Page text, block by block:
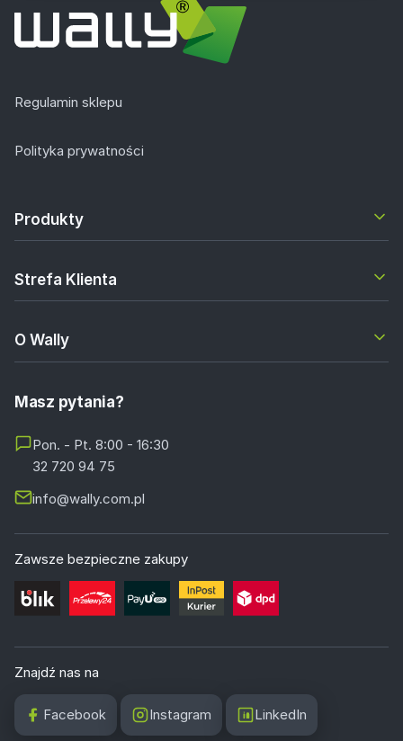
Regulamin sklepu
Polityka prywatności
Produkty
Strefa Klienta
O Wally
Masz pytania?
Pon. - Pt. 8:00 - 16:30
32 720 94 75
info@wally.com.pl
Zawsze bezpieczne zakupy
Znajdź nas na
Facebook Instagram LinkedIn